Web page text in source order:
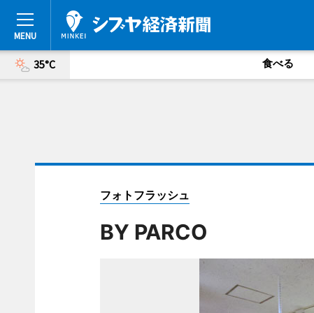
35°C 食べる
フォトフラッシュ
BY PARCO